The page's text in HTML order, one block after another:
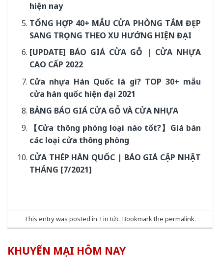
hiện nay
TỔNG HỢP 40+ MẪU CỬA PHÒNG TẮM ĐẸP
SANG TRỌNG THEO XU HƯỚNG HIỆN ĐẠI
[UPDATE] BÁO GIÁ CỬA GỖ | CỬA NHỰA
CAO CẤP 2022
Cửa nhựa Hàn Quốc là gì? TOP 30+ mẫu
cửa hàn quốc hiện đại 2021
BẢNG BÁO GIÁ CỬA GỖ VÀ CỬA NHỰA
【Cửa thông phòng loại nào tốt?】Giá bán
các loại cửa thông phòng
CỬA THÉP HÀN QUỐC | BÁO GIÁ CẬP NHẬT
THÁNG [7/2021]
This entry was posted in Tin tức. Bookmark the permalink.
KHUYẾN MẠI HÔM NAY